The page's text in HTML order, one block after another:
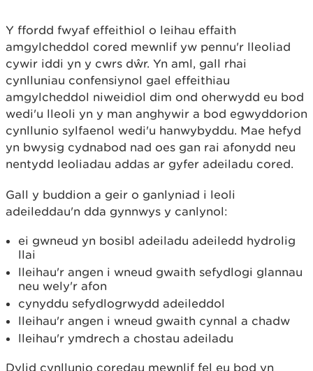
Y ffordd fwyaf effeithiol o leihau effaith
amgylcheddol cored mewnlif yw pennu'r lleoliad
cywir iddi yn y cwrs dŵr. Yn aml, gall rhai
cynlluniau confensiynol gael effeithiau
amgylcheddol niweidiol dim ond oherwydd eu bod
wedi'u lleoli yn y man anghywir a bod egwyddorion
cynllunio sylfaenol wedi'u hanwybyddu. Mae hefyd
yn bwysig cydnabod nad oes gan rai afonydd neu
nentydd leoliadau addas ar gyfer adeiladu cored.
Gall y buddion a geir o ganlyniad i leoli
adeileddau'n dda gynnwys y canlynol:
ei gwneud yn bosibl adeiladu adeiledd hydrolig
llai
lleihau'r angen i wneud gwaith sefydlogi glannau
neu wely'r afon
cynyddu sefydlogrwydd adeileddol
lleihau'r angen i wneud gwaith cynnal a chadw
lleihau'r ymdrech a chostau adeiladu
Dylid cynllunio coredau mewnlif fel eu bod yn